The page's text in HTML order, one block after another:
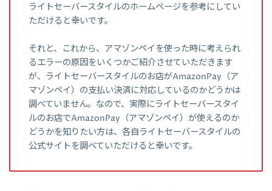
ライトセーバースタイルのホームページを参考にしてい
ただけると幸いです。
それと、これから、アマゾンペイを使った時に考えられ
るエラーの原因をいくつかご紹介させていただきます
が、ライトセーバースタイルのお店がAmazonPay（ア
マゾンペイ）の支払い決済に対応しているのかどうかは
調べていません。なので、実際にライトセーバースタイ
ルのお店でAmazonPay（アマゾンペイ）が使えるのか
どうかを知りたい方は、各自ライトセーバースタイルの
公式サイトを調べていただけると幸いです。